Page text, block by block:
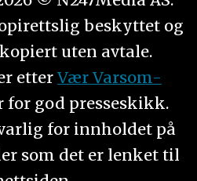
beskyttet og
uten avtale.
etter Vær Varsom-
for god presseskikk.
for innholdet på
som det er lenket til